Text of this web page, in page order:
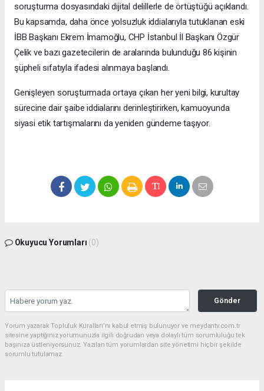
soruşturma dosyasındaki dijital delillerle de örtüştüğü açıklandı.
Bu kapsamda, daha önce yolsuzluk iddialarıyla tutuklanan eski
İBB Başkanı Ekrem İmamoğlu, CHP İstanbul İl Başkanı Özgür
Çelik ve bazı gazetecilerin de aralarında bulunduğu 86 kişinin
şüpheli sıfatıyla ifadesi alınmaya başlandı.
Genişleyen soruşturmada ortaya çıkan her yeni bilgi, kurultay
sürecine dair şaibe iddialarını derinleştirirken, kamuoyunda
siyasi etik tartışmalarını da yeniden gündeme taşıyor.
Okuyucu Yorumları (0)
Gönder
Yorum yazarak Topluluk Kuralları’nı kabul etmiş bulunuyor ve meydantv.com.tr
sitesine yaptığınız yorumunuzla ilgili doğrudan veya dolaylı tüm sorumluluğu tek
başınıza üstleniyorsunuz. Yazılan tüm yorumlardan site yönetimi hiçbir şekilde
sorumlu tutulamaz.